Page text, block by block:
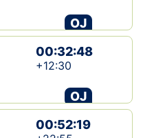
OJ
00:32:48
+12:30
OJ
00:52:19